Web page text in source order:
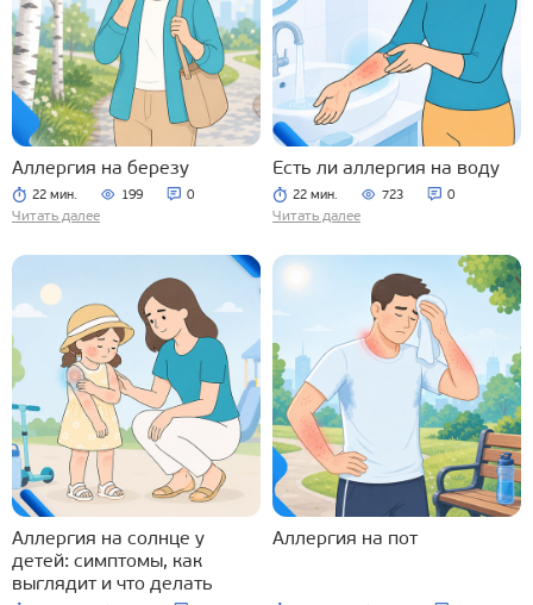
Аллергия на березу
22 мин. 199 0
Читать далее
Есть ли аллергия на воду
22 мин. 723 0
Читать далее
Аллергия на солнце у
детей: симптомы, как
выглядит и что делать
Аллергия на пот